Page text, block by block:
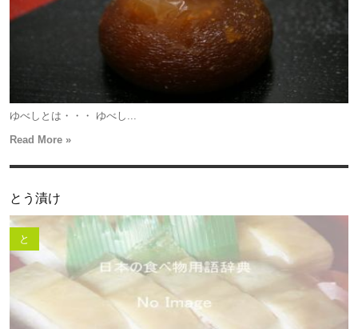
ゆべしとは・・・ ゆべし...
Read More »
とう漬け
と